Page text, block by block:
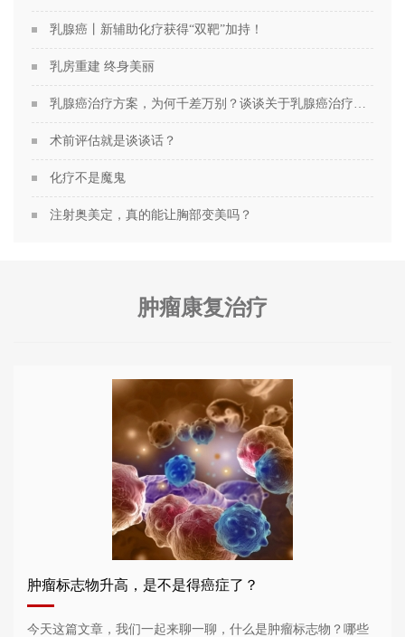
乳腺癌丨新辅助化疗获得“双靶”加持！
乳房重建 终身美丽
术前评估就是谈谈话？
化疗不是魔鬼
注射奥美定，真的能让胸部变美吗？
肿瘤康复治疗
肿瘤标志物升高，是不是得癌症了？
今天这篇文章，我们一起来聊一聊，什么是肿瘤标志物？哪些